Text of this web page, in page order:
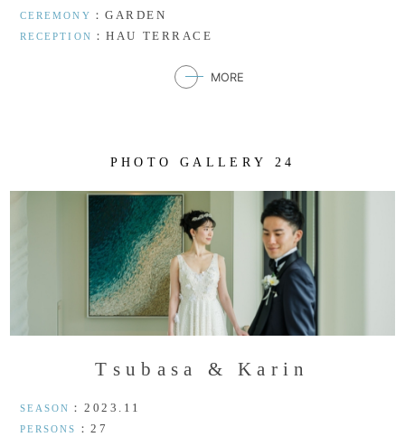
CEREMONY ：GARDEN
RECEPTION ：HAU TERRACE
MORE
P HO TO G A L LE R Y 24
T s ub a sa & Ka rin
SEASON ：2023.11
PERSONS ：27